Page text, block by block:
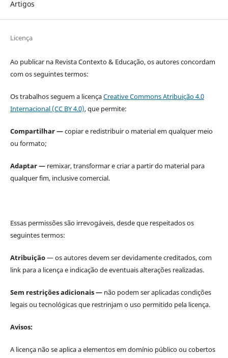
Artigos
Licença
Ao publicar na Revista Contexto & Educação, os autores concordam
com os seguintes termos:
Os trabalhos seguem a licençaCreative Commons Atribuição 4.0
Internacional (CC BY 4.0), que permite:
Compartilhar —copiar e redistribuir o material em qualquer meio
ou formato;
Adaptar —remixar, transformar e criar a partir do material para
qualquer fim, inclusive comercial.
Essas permissões são irrevogáveis, desde que respeitados os
seguintes termos:
Atribuição— os autores devem ser devidamente creditados, com
link para a licença e indicação de eventuais alterações realizadas.
Sem restrições adicionais — não podem ser aplicadas condições
legais ou tecnológicas que restrinjam o uso permitido pela licença.
Avisos:
A licença não se aplica a elementos em domínio público ou cobertos